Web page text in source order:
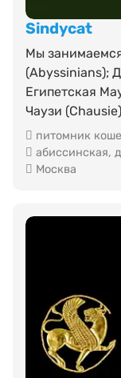
Sindycat
Мы
(Abyssinians);
Египетская
Чаузи
питомник
абиссинская,
Москва